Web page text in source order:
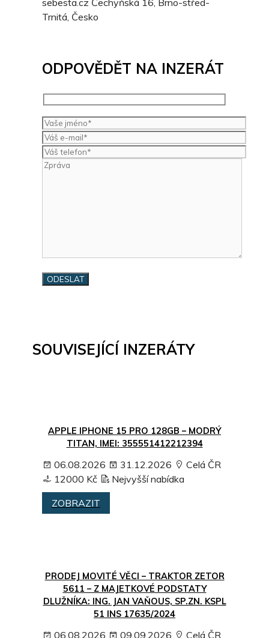
sebesta.cz Čechyňská 16, Brno-střed-
Trnitá, Česko
ODPOVĚDĚT NA INZERÁT
SOUVISEJÍCÍ INZERÁTY
APPLE IPHONE 15 PRO 128GB – MODRÝ
TITAN, IMEI: 355551412212394
06.08.2026 31.12.2026
Celá ČR
12000 Kč
Nejvyšší nabídka
ZOBRAZIT
PRODEJ MOVITÉ VĚCI – TRAKTOR ZETOR
5611 – Z MAJETKOVÉ PODSTATY
DLUŽNÍKA: ING. JAN VAŇOUS, SP.ZN. KSPL
51 INS 17635/2024
06.08.2026 09.09.2026
Celá ČR